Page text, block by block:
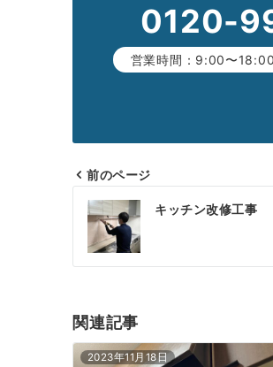
0120-
営業時間：9:00〜18:00
投
稿
ナ
ゲ
ー
前のページ
キッチン改修工事
関連記事
2023年11月18日